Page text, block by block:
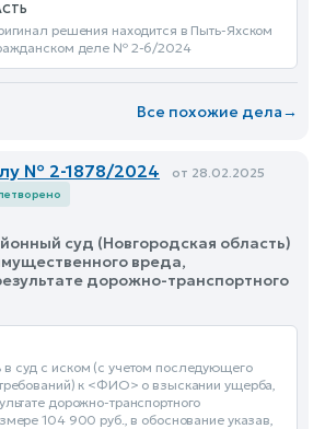
решения находится в Пыть-Яхском
деле № 2-6/2024
Все похожие дела→
№ 2-1878/2024 от 28.02.2025
суд (Новгородская область)
вреда,
дорожно-транспортного
суд с иском (с учетом последующего
к <ФИО> о взыскании ущерба,
дорожно-транспортного
104 900 руб., в обоснование указав,